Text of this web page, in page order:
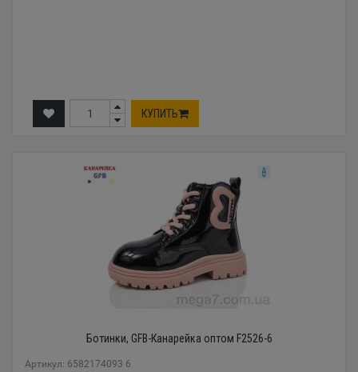
КУПИТЬ
Ботинки, GFB-Канарейка оптом F2526-6
Артикул: 6582174093 6